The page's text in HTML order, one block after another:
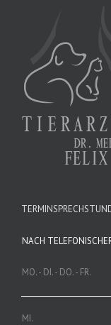
NACH
MO. - DI. - DO. - FR.
MI.